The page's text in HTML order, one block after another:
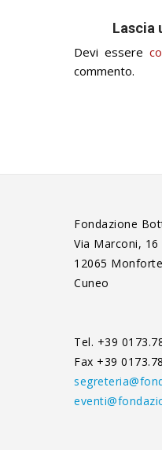
Lascia
Devi essere
commento.
Fondazione
Via Marconi, 16
12065 Monforte
Cuneo
Tel. +39
Fax +39